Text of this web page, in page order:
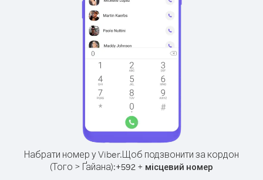
Набрати номер у Viber.Щоб подзвонити за кордон
(Того > Ґайана):+592 + місцевий номер